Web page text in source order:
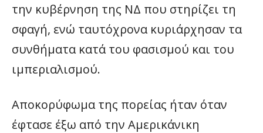
την κυβέρνηση της ΝΔ που στηρίζει τη
σφαγή, ενώ ταυτόχρονα κυριάρχησαν τα
συνθήματα κατά του φασισμού και του
ιμπεριαλισμού.
Αποκορύφωμα της πορείας ήταν όταν
έφτασε έξω από την Αμερικάνικη